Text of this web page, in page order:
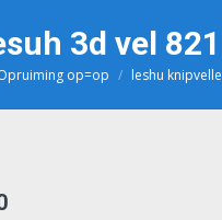
3d vel
op=op leshu
Huidige